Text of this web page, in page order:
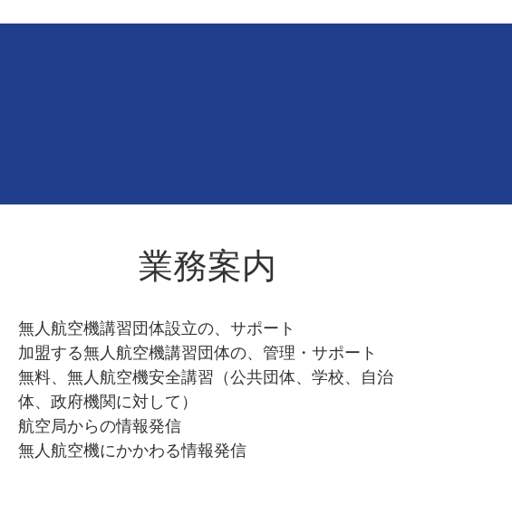
​業務案内
無人航空機講習団体設立の、サポート
加盟する無人航空機講習団体の、管理・サポート
無料、無人航空機安全講習（公共団体、学校、自治
体、政府機関に対して）
航空局からの情報発信
無人航空機にかかわる情報発信